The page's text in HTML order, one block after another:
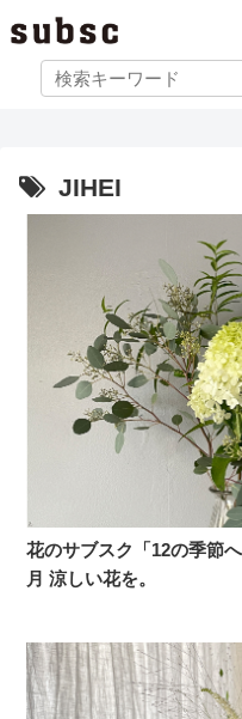
JIHEI
花のサブスク「12の季節
月 涼しい花を。